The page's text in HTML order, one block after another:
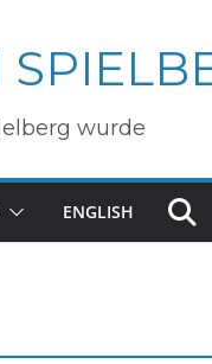
wurde
ENGLISH